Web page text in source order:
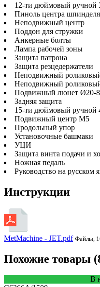
12-ти дюймовый ручной
Пиноль центра шпинделя
Неподвижный центр
Поддон для стружки
Анкерные болты
Лампа рабочей зоны
Защита патрона
Защита резцедержатели
Неподвижный
Неподвижный
Подвижный люнет Ø20-
Задняя защита
15-ти дюймовый ручной
Подвижный центр M5
Продольный упор
Установочные башмаки
УЦИ
Защита винта подачи и
Ножная педаль
Руководство на русском
Инструкции
MetMachine - JET.pdf Файлы,
Похожие товары
В